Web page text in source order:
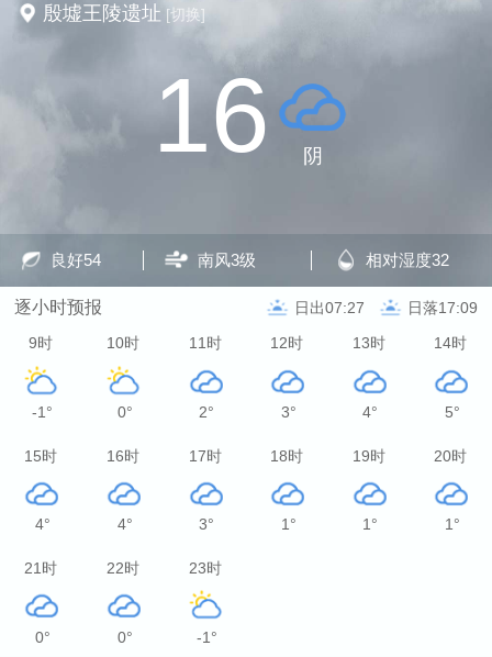
殷墟王陵遗址 [切换]
16 阴
良好54 南风3级 相对湿度32
逐小时预报 日出07:27 日落17:09
9时
-1°
10时
0°
11时
2°
12时
3°
13时
4°
14时
5°
15时
4°
16时
4°
17时
3°
18时
1°
19时
1°
20时
1°
21时
0°
22时
0°
23时
-1°